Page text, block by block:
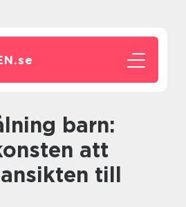
se
att
till